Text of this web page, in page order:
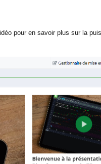
pour en savoir plus sur la